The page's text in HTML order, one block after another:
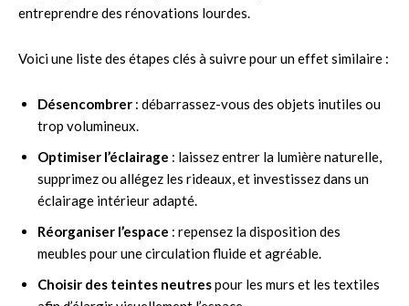
entreprendre des rénovations lourdes.
Voici une liste des étapes clés à suivre pour un effet similaire :
Désencombrer : débarrassez-vous des objets inutiles ou
trop volumineux.
Optimiser l’éclairage : laissez entrer la lumière naturelle,
supprimez ou allégez les rideaux, et investissez dans un
éclairage intérieur adapté.
Réorganiser l’espace : repensez la disposition des
meubles pour une circulation fluide et agréable.
Choisir des teintes neutrespour les murs et les textiles